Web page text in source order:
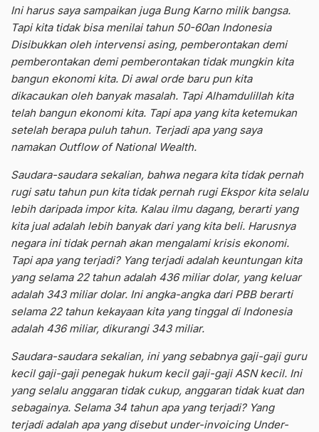
Ini harus saya sampaikan juga Bung Karno milik bangsa.
Tapi kita tidak bisa menilai tahun 50-60an Indonesia
Disibukkan oleh intervensi asing, pemberontakan demi
pemberontakan demi pemberontakan tidak mungkin kita
bangun ekonomi kita. Di awal orde baru pun kita
dikacaukan oleh banyak masalah. Tapi Alhamdulillah kita
telah bangun ekonomi kita. Tapi apa yang kita ketemukan
setelah berapa puluh tahun. Terjadi apa yang saya
namakan Outflow of National Wealth.
Saudara-saudara sekalian, bahwa negara kita tidak pernah
rugi satu tahun pun kita tidak pernah rugi Ekspor kita selalu
lebih daripada impor kita. Kalau ilmu dagang, berarti yang
kita jual adalah lebih banyak dari yang kita beli. Harusnya
negara ini tidak pernah akan mengalami krisis ekonomi.
Tapi apa yang terjadi? Yang terjadi adalah keuntungan kita
yang selama 22 tahun adalah 436 miliar dolar, yang keluar
adalah 343 miliar dolar. Ini angka-angka dari PBB berarti
selama 22 tahun kekayaan kita yang tinggal di Indonesia
adalah 436 miliar, dikurangi 343 miliar.
Saudara-saudara sekalian, ini yang sebabnya gaji-gaji guru
kecil gaji-gaji penegak hukum kecil gaji-gaji ASN kecil. Ini
yang selalu anggaran tidak cukup, anggaran tidak kuat dan
sebagainya. Selama 34 tahun apa yang terjadi? Yang
terjadi adalah apa yang disebut under-invoicing Under-